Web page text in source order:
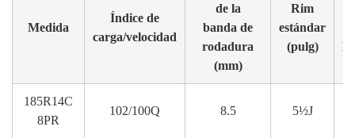
Medida
Índice de
carga/velocidad
de la
banda de
rodadura
(mm)
Rim
estándar
(pulg)
185R14C
8PR
102/100Q 8.5 5½J